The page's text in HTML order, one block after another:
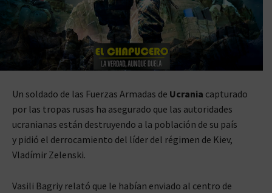
Un soldado de las Fuerzas Armadas de Ucrania capturado
por las tropas rusas ha asegurado que las autoridades
ucranianas están destruyendo a la población de su país
y pidió el derrocamiento del líder del régimen de Kiev,
Vladímir Zelenski.
Vasili Bagriy relató que le habían enviado al centro de